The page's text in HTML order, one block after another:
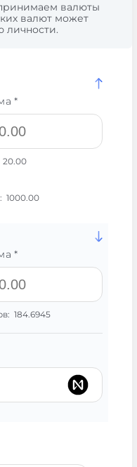
валюты
валют может
личности.
*
20.00
1000.00
*
184.6945